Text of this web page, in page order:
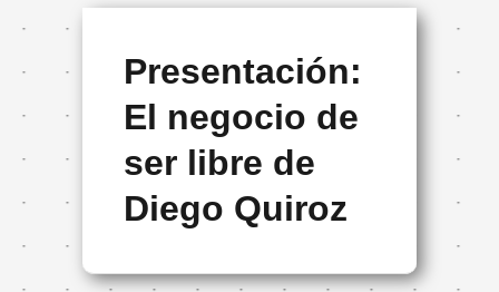
Presentación:
El negocio de
ser libre de
Diego Quiroz